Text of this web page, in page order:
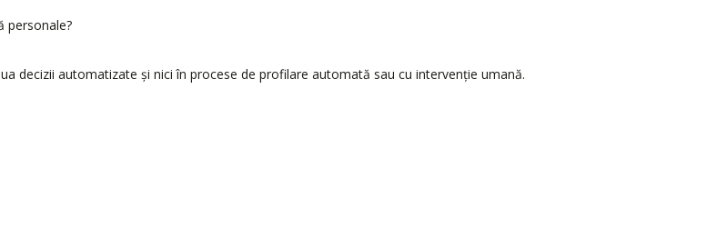
personale?
decizii automatizate și nici în procese de profilare automată sau cu intervenţie umană.